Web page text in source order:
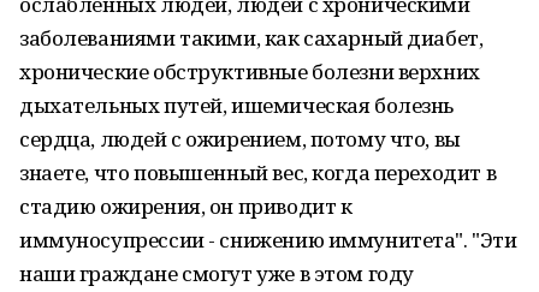
заболеваниями такими, как сахарный диабет,
хронические обструктивные болезни верхних
дыхательных путей, ишемическая болезнь
сердца, людей с ожирением, потому что, вы
знаете, что повышенный вес, когда переходит в
стадию ожирения, он приводит к
иммуносупрессии - снижению иммунитета". "Эти
наши граждане смогут уже в этом году